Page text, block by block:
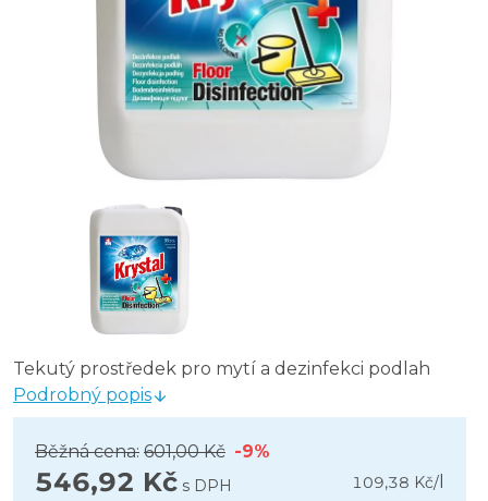
Tekutý prostředek pro mytí a dezinfekci podlah
Podrobný popis
Běžná cena: 601,00 Kč -9%
546,92 Kč s DPH 109,38 Kč/